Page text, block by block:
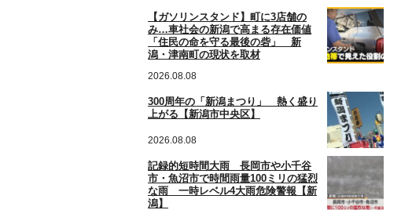
【ガソリンスタンド】町に3店舗の
み…車社会の新潟で高まる存在価値
「住民の命を守る最後の砦」 新
潟・津南町の現状を取材
2026.08.08
300周年の「新潟まつり」 熱く盛り
上がる【新潟市中央区】
2026.08.08
記録的短時間大雨 長岡市や小千谷
市・魚沼市で時間雨量100ミリの猛烈
な雨 一時レベル4大雨危険警報【新
潟】